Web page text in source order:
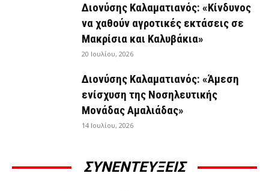
Διονύσης Καλαματιανός: «Κίνδυνος
να χαθούν αγροτικές εκτάσεις σε
Μακρίσια και Καλυβάκια»
20 Ιουλίου, 2026
Διονύσης Καλαματιανός: «Άμεση
ενίσχυση της Νοσηλευτικής
Μονάδας Αμαλιάδας»
14 Ιουλίου, 2026
ΣΥΝΕΝΤΕΥΞΕΙΣ
ΣΥΝΕΝΤΕΎΞΕΙΣ